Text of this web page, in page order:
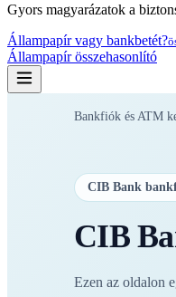
Gyors magyarázatok a
Állampapír vagy bankbetét?
Állampapír összehasonlító
Bankfiók és ATM
CIB Bank
CIB
Ezen az oldalon